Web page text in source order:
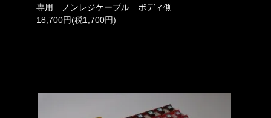
専用 ノンレジケーブル ボディ側
18,700円(税1,700円)